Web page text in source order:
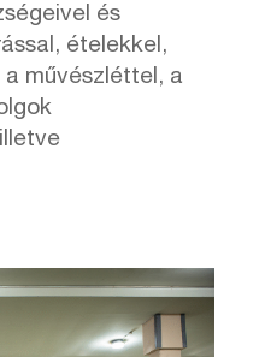
és
ételekkel,
művészléttel, a